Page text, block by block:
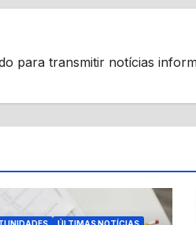
para transmitir notícias